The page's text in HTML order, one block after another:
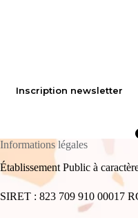
Inscription newsletter
Informations légales
Établissement Public à
SIRET : 823 709 910 00017